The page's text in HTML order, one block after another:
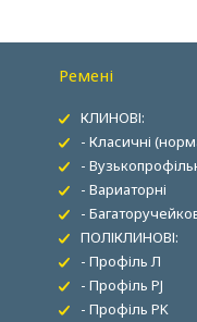
Ремені
КЛИНОВІ:
- Класичні
-
- Вариаторні
-
ПОЛІКЛИНОВІ:
- Профіль Л
- Профіль PJ
- Профіль PK